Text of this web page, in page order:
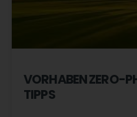
VORHABEN ZERO-
TIPPS